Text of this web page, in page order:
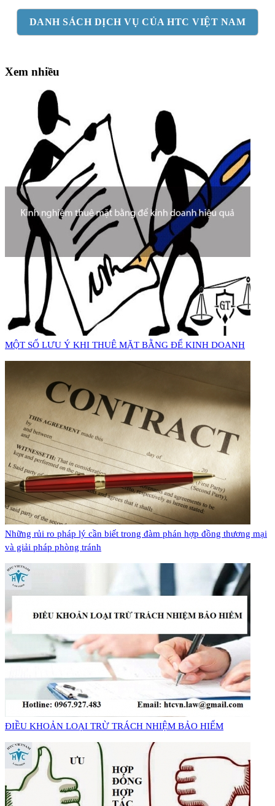
DANH SÁCH DỊCH VỤ CỦA HTC VIỆT NAM
Xem nhiều
MỘT SỐ LƯU Ý KHI THUÊ MẶT BẰNG ĐỂ KINH DOANH
Những rủi ro pháp lý cần biết trong đàm phán hợp đồng thương mại
và giải pháp phòng tránh
​ĐIỀU KHOẢN LOẠI TRỪ TRÁCH NHIỆM BẢO HIỂM